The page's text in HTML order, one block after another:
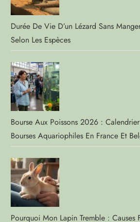
Durée De Vie D’un Lézard Sans
Selon Les Espèces
Bourse Aux Poissons 2026 :
Bourses Aquariophiles En France Et
Pourquoi Mon Lapin Tremble : Causes